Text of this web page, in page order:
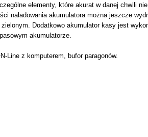
elementy, które akurat w danej chwili
naładowania akumulatora można jeszcze
Dodatkowo akumulator kasy jest
akumulatorze.
Line z komputerem, bufor paragonów.